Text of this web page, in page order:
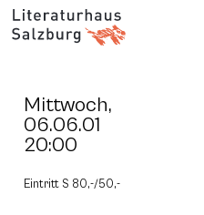
Mittwoch,
06.06.01
20:00
Eintritt S 80,-/50,-